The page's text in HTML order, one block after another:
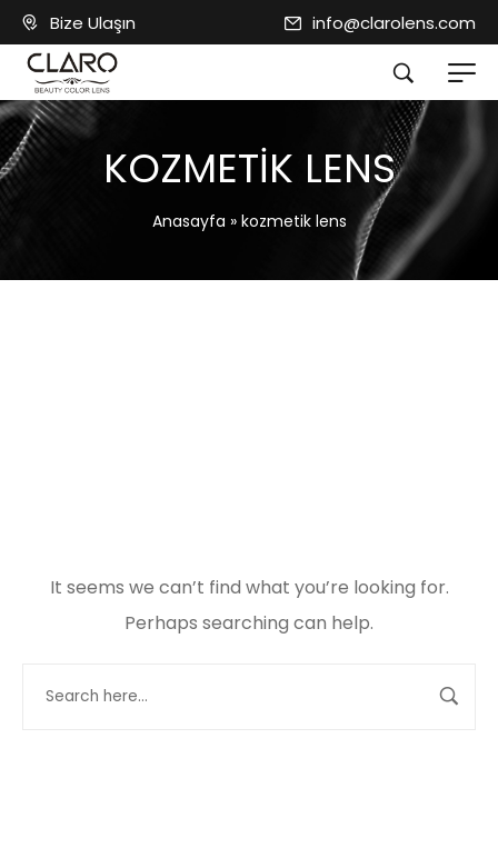
Bize Ulaşın info@clarolens.com
KOZMETIK LENS
Anasayfa » kozmetik lens
It seems we can’t find what you’re looking for.
Perhaps searching can help.